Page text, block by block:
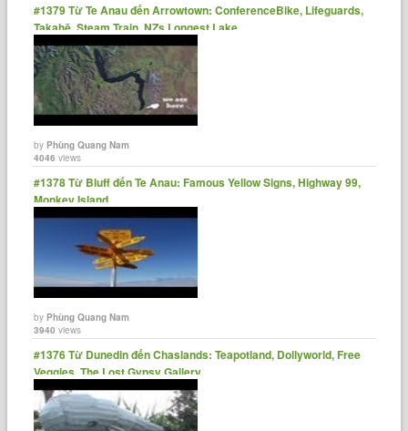
#1379 Từ Te Anau đến Arrowtown: ConferenceBike, Lifeguards,
Takahē, Steam Train, NZs Longest Lake
byPhùng Quang Nam
4046 views
#1378 Từ Bluff đến Te Anau: Famous Yellow Signs, Highway 99,
Monkey Island
byPhùng Quang Nam
3940 views
#1376 Từ Dunedin đến Chaslands: Teapotland, Dollyworld, Free
Veggies, The Lost Gypsy Gallery